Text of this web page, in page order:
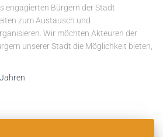
engagierten Bürgern der Stadt
zum Austausch und
Wir möchten Akteuren der
unserer Stadt die Möglichkeit bieten,